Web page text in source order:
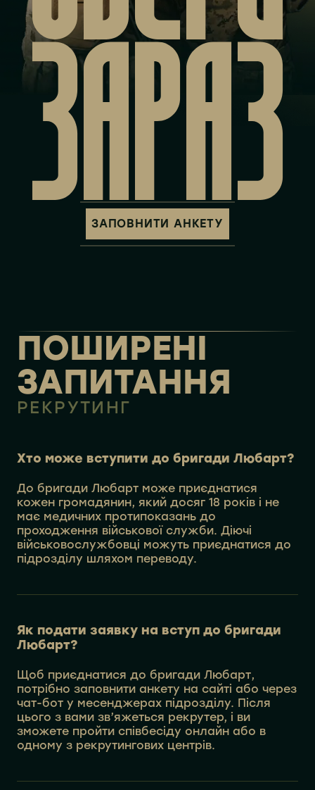
ЗАРАЗ
ЗАПОВНИТИ АНКЕТУ
ПОШИРЕНІ
ЗАПИТАННЯ
РЕКРУТИНГ
Хто може вступити до бригади Любарт?
До бригади Любарт може приєднатися
кожен громадянин, який досяг 18 років і не
має медичних протипоказань до
проходження військової служби. Діючі
військовослужбовці можуть приєднатися до
підрозділу шляхом переводу.
Як подати заявку на вступ до бригади
Любарт?
Щоб приєднатися до бригади Любарт,
потрібно заповнити анкету на сайті або через
чат-бот у месенджерах підрозділу. Після
цього з вами зв’яжеться рекрутер, і ви
зможете пройти співбесіду онлайн або в
одному з рекрутингових центрів.